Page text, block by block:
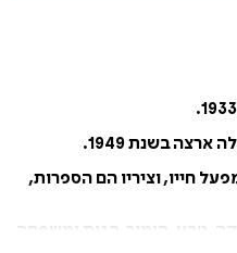
בשנת 1949.
חייו, וציריו הם הספרות,
טבע, הומור, הגות ומשפחה.